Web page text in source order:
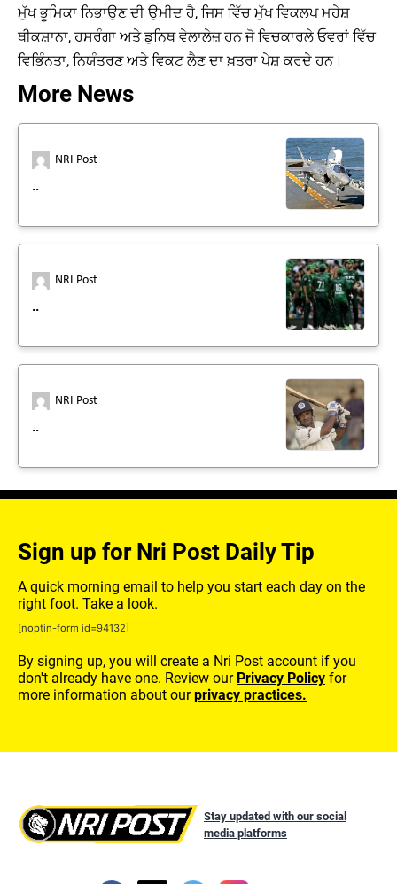
ਮੁੱਖ ਭੂਮਿਕਾ ਨਿਭਾਉਣ ਦੀ ਉਮੀਦ ਹੈ, ਜਿਸ ਵਿੱਚ ਮੁੱਖ ਵਿਕਲਪ ਮਹੇਸ਼
ਥੀਕਸ਼ਾਨਾ, ਹਸਰੰਗਾ ਅਤੇ ਡੁਨਿਥ ਵੇਲਾਲੇਜ਼ ਹਨ ਜੋ ਵਿਚਕਾਰਲੇ ਓਵਰਾਂ ਵਿੱਚ
ਵਿਭਿੰਨਤਾ, ਨਿਯੰਤਰਣ ਅਤੇ ਵਿਕਟ ਲੈਣ ਦਾ ਖ਼ਤਰਾ ਪੇਸ਼ ਕਰਦੇ ਹਨ।
More News
NRI Post
..
NRI Post
..
NRI Post
..
Sign up for Nri Post Daily Tip
A quick morning email to help you start each day on the
right foot. Take a look.
[noptin-form id=94132]
By signing up, you will create a Nri Post account if you
don't already have one. Review our Privacy Policy for
more information about ourprivacy practices.
Stay updated with our social
media platforms